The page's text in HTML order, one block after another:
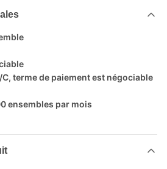
C, terme de paiement est négociable
ensembles par mois